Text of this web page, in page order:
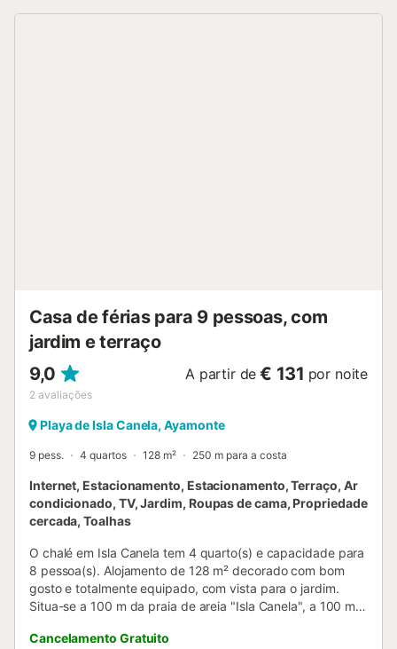
Casa de férias para 9 pessoas, com
jardim e terraço
9,0
2 avaliações
A partir de € 131 por noite
Playa de Isla Canela, Ayamonte
9 pess. 4 quartos 128 m² 250 m para a costa
Internet, Estacionamento, Estacionamento, Terraço, Ar
condicionado, TV, Jardim, Roupas de cama, Propriedade
cercada, Toalhas
O chalé em Isla Canela tem 4 quarto(s) e capacidade para
8 pessoa(s). Alojamento de 128 m² decorado com bom
gosto e totalmente equipado, com vista para o jardim.
Situa-se a 100 m da praia de areia "Isla Canela", a 100 m
Jamón", a 1 km do parque natural "Las Marismas", a 3 km
Cancelamento Gratuito